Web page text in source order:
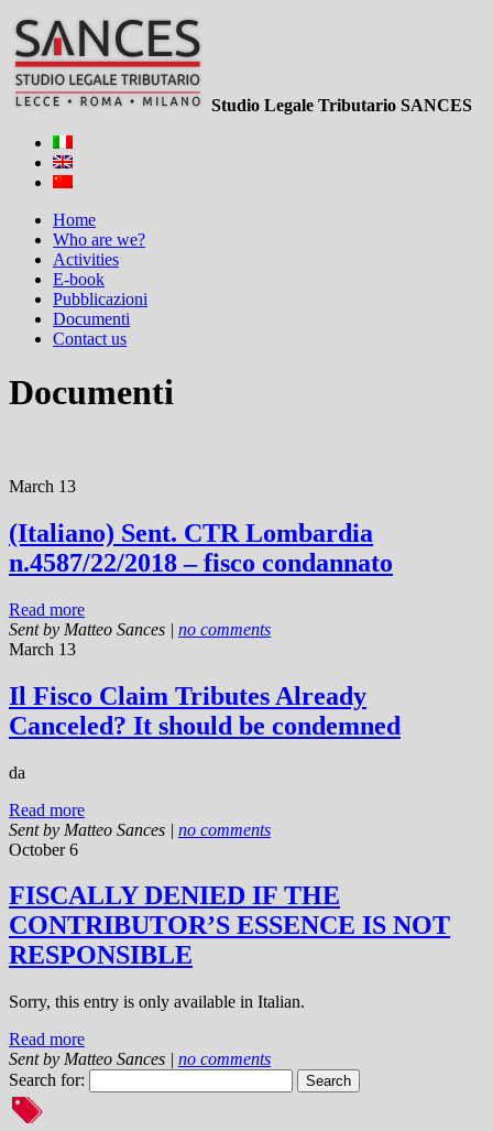
Studio Legale Tributario SANCES
Home
Who are we?
Activities
E-book
Pubblicazioni
Documenti
Contact us
Documenti
March 13
(Italiano) Sent. CTR Lombardia
n.4587/22/2018 – fisco condannato
Read more
Sent by Matteo Sances | no comments
March 13
Il Fisco Claim Tributes Already
Canceled? It should be condemned
da
Read more
Sent by Matteo Sances | no comments
October 6
FISCALLY DENIED IF THE
CONTRIBUTOR’S ESSENCE IS NOT
RESPONSIBLE
Sorry, this entry is only available in Italian.
Read more
Sent by Matteo Sances | no comments
Search for: